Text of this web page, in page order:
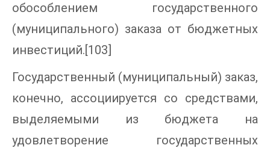
обособлением государственного
(муниципального) заказа от бюджетных
инвестиций.[103]
Государственный (муниципальный) заказ,
конечно, ассоциируется со средствами,
выделяемыми из бюджета на
удовлетворение государственных